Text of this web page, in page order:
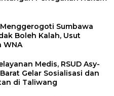
Sumbawa
Boleh Kalah, Usut
WNA
Medis, RSUD Asy-
Gelar Sosialisasi dan
di Taliwang